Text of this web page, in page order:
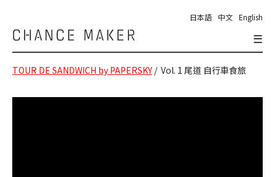
日本語 中文 English
Chance
Maker
☰
TOUR DE SANDWICH by PAPERSKY / Vol. 1 尾道 自行車食旅